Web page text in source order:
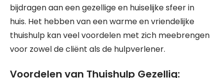
bijdragen aan een gezellige en huiselijke sfeer in
huis. Het hebben van een warme en vriendelijke
thuishulp kan veel voordelen met zich meebrengen
voor zowel de cliënt als de hulpverlener.
Voordelen van Thuishulp Gezellig: